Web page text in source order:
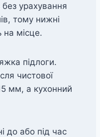
урахування
тому нижні
на місце.
підлоги.
чистової
мм, а кухонний
до або під час